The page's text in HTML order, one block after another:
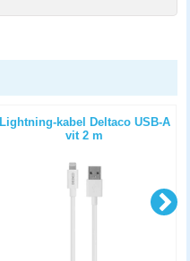
Lightning-kabel Deltaco USB-A
vit 2 m